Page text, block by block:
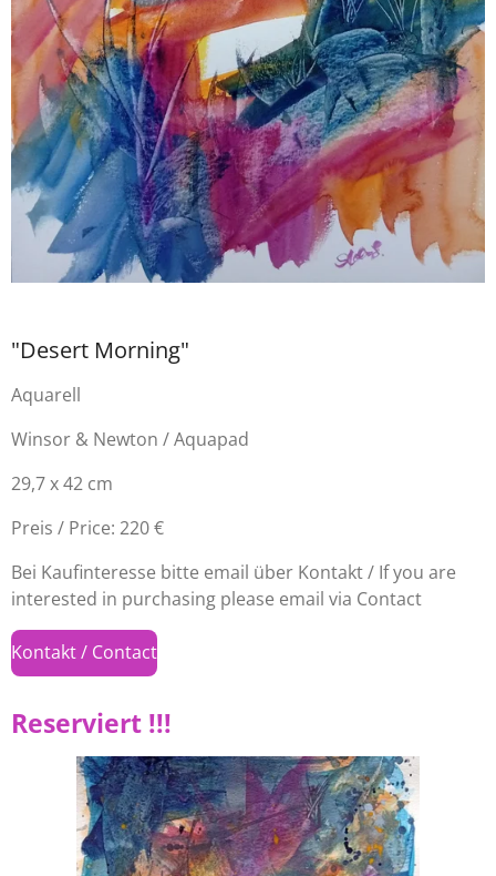
"Desert Morning"
Aquarell
Winsor & Newton / Aquapad
29,7 x 42 cm
Preis / Price: 220 €
Bei Kaufinteresse bitte email über Kontakt / If you are
interested in purchasing please email via Contact
Kontakt / Contact
Reserviert !!!